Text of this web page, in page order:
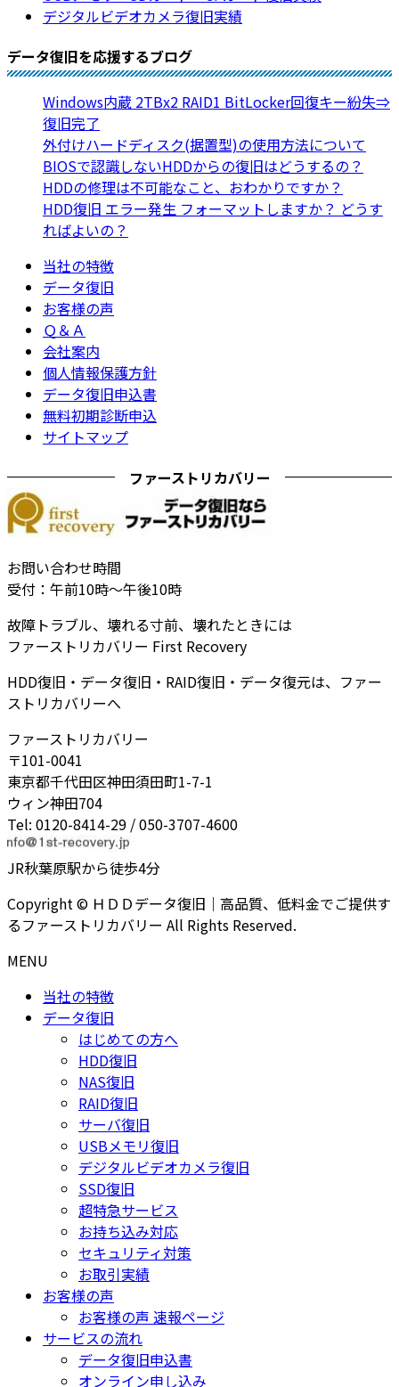
デジタルビデオカメラ復旧実績
データ復旧を応援するブログ
Windows内蔵 2TBx2 RAID1 BitLocker回復キー紛失⇒
復旧完了
外付けハードディスク(据置型)の使用方法について
BIOSで認識しないHDDからの復旧はどうするの？
HDDの修理は不可能なこと、おわかりですか？
HDD復旧 エラー発生 フォーマットしますか？ どうす
ればよいの？
当社の特徴
データ復旧
お客様の声
Ｑ＆Ａ
会社案内
個人情報保護方針
データ復旧申込書
無料初期診断申込
サイトマップ
ファーストリカバリー
お問い合わせ時間
受付：午前10時～午後10時
故障トラブル、壊れる寸前、壊れたときには
ファーストリカバリー First Recovery
HDD復旧・データ復旧・RAID復旧・データ復元は、ファー
ストリカバリーへ
ファーストリカバリー
〒101-0041
東京都千代田区神田須田町1-7-1
ウィン神田704
Tel: 0120-8414-29 / 050-3707-4600
JR秋葉原駅から徒歩4分
Copyright © ＨＤＤデータ復旧｜高品質、低料金でご提供す
るファーストリカバリー All Rights Reserved.
MENU
当社の特徴
データ復旧
はじめての方へ
HDD復旧
NAS復旧
RAID復旧
サーバ復旧
USBメモリ復旧
デジタルビデオカメラ復旧
SSD復旧
超特急サービス
お持ち込み対応
セキュリティ対策
お取引実績
お客様の声
お客様の声 速報ページ
サービスの流れ
データ復旧申込書
オンライン申し込み